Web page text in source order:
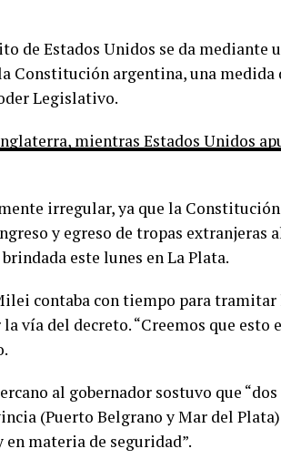
de Estados Unidos se da mediante
Constitución argentina, una medida
Legislativo.
mientras Estados Unidos
irregular, ya que la Constitución
y egreso de tropas extranjeras
este lunes en La Plata.
contaba con tiempo para
vía del decreto. “Creemos que esto
al gobernador sostuvo que
(Puerto Belgrano y Mar del
materia de seguridad”.